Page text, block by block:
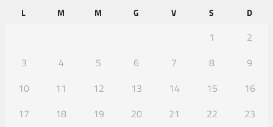
L M M G V S D
1
2
3
4 5 6 7 8
9
10
11 12 13 14 15
16
17
18 19 20 21 22
23